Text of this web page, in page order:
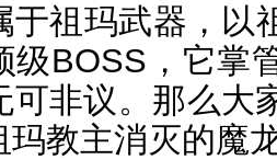
于祖玛武器，以
级BOSS，它掌
可非议。那么大
玛教主消灭的魔